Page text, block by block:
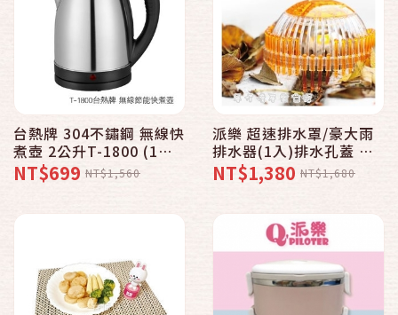
台熱牌 304不鏽鋼 無線快
煮壺 2公升T-1800 (1入)
節能電煮壺 燒開水泡茶壺
省電省時有保固
NT$699 NT$1,560
派樂 超速排水罩/豪大雨
排水器(1入)排水孔蓋 過
濾網 適大樓頂樓陽台庭院
花園草皮工地水泥地 防堵
豪大雨免擔心受怕 台灣製
NT$1,380 NT$1,680